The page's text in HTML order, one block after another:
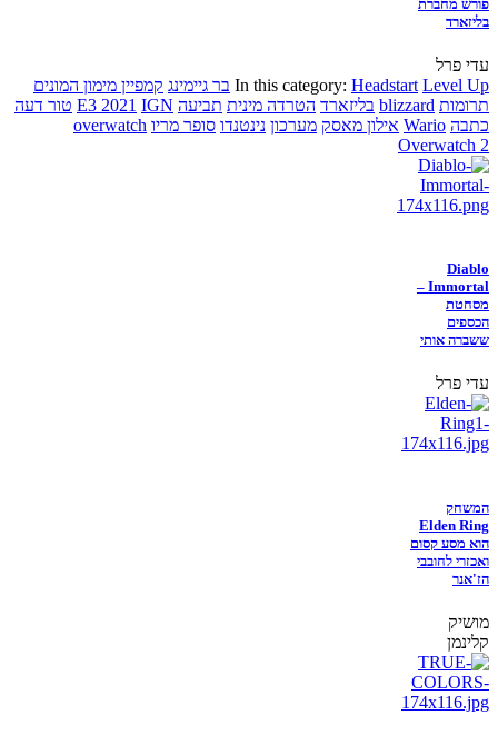
פורש מחברת
בליזארד
עדי פרל
In this category: Headstart Level Up בר גיימינג קמפיין מימון המונים
תרומות blizzard בליזארד הטרדה מינית תביעה E3 2021 IGN
טור דעה
כתבה Wario אילון מאסק מערכון נינטנדו סופר מריו overwatch
Overwatch 2
Diablo
Immortal –
מסחטת
הכספים
ששברה אותי
עדי פרל
המשחק
Elden Ring
הוא מסע קסום
ואכזרי לחובבי
הז'אנר
מושיק
קלינמן